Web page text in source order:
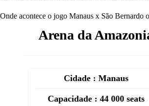
Onde acontece o jogo Manaus x São Bernardo
Arena da
Cidade : Manaus
Capacidade : 44 000 seats